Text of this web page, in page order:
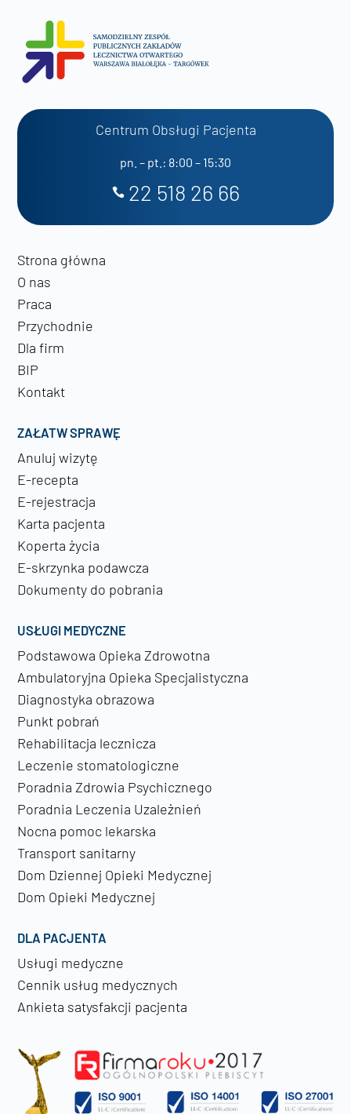
Centrum Obsługi Pacjenta
pn. – pt.: 8:00 – 15:30
22 518 26 66
Strona główna
O nas
Praca
Przychodnie
Dla firm
BIP
Kontakt
ZAŁATW SPRAWĘ
Anuluj wizytę
E-recepta
E-rejestracja
Karta pacjenta
Koperta życia
E-skrzynka podawcza
Dokumenty do pobrania
USŁUGI MEDYCZNE
Podstawowa Opieka Zdrowotna
Ambulatoryjna Opieka Specjalistyczna
Diagnostyka obrazowa
Punkt pobrań
Rehabilitacja lecznicza
Leczenie stomatologiczne
Poradnia Zdrowia Psychicznego
Poradnia Leczenia Uzależnień
Nocna pomoc lekarska
Transport sanitarny
Dom Dziennej Opieki Medycznej
Dom Opieki Medycznej
DLA PACJENTA
Usługi medyczne
Cennik usług medycznych
Ankieta satysfakcji pacjenta